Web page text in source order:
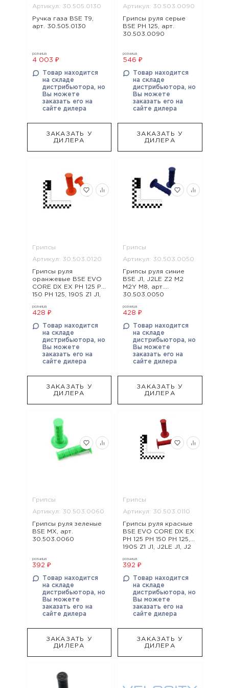
Артикул: 30.505.0130
Ручка газа BSE T9,
арт. 30.505.0130
розница
4 003 ₽
Товар находится
на складе
дистрибьютора, но
Вы можете
заказать его на
сайте дилера
ЗАКАЗАТЬ У
ДИЛЕРА
Артикул: 30.503.0090
Грипсы руля серые
BSE PH 125, арт.
30.503.0090
розница
546 ₽
Товар находится
на складе
дистрибьютора, но
Вы можете
заказать его на
сайте дилера
ЗАКАЗАТЬ У
ДИЛЕРА
Грипсы
Артикул: 30.503.0120
Грипсы руля
оранжевые BSE EVO
CORE DX EX PH 125 PH
150 PH 125, 190S Z1 J1,
Z5 Z6 Z6Y Z11 Z10 M4
125 RTC 300R MX J2S
Z7, арт. 30.503.0120
розница
428 ₽
Товар находится
на складе
дистрибьютора, но
Вы можете
заказать его на
сайте дилера
ЗАКАЗАТЬ У
ДИЛЕРА
Грипсы
Артикул: 30.503.0050
Грипсы руля синие
BSE J1, J2LE Z2 M2
M2Y M8, арт.
30.503.0050
розница
428 ₽
Товар находится
на складе
дистрибьютора, но
Вы можете
заказать его на
сайте дилера
ЗАКАЗАТЬ У
ДИЛЕРА
Грипсы
Артикул: 30.503.0060
Грипсы руля зеленые
BSE MX, арт.
30.503.0060
розница
392 ₽
Товар находится
на складе
дистрибьютора, но
Вы можете
заказать его на
сайте дилера
ЗАКАЗАТЬ У
ДИЛЕРА
Грипсы
Артикул: 30.503.0110
Грипсы руля красные
BSE EVO CORE DX EX
PH 125 PH 150 PH 125,
190S Z1 J1, J2LE J1, J2
Z11 Z10 M4 RTC 300 Z8
30.503.0110
розница
392 ₽
Товар находится
на складе
дистрибьютора, но
Вы можете
заказать его на
сайте дилера
ЗАКАЗАТЬ У
ДИЛЕРА